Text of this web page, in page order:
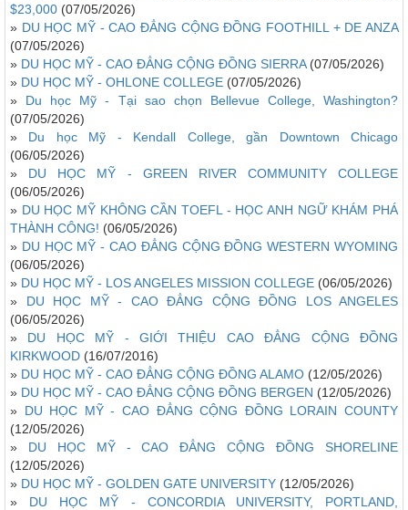
$23,000 (07/05/2026)
» DU HỌC MỸ - CAO ĐẲNG CỘNG ĐỒNG FOOTHILL + DE ANZA
(07/05/2026)
» DU HỌC MỸ - CAO ĐẲNG CỘNG ĐỒNG SIERRA (07/05/2026)
» DU HỌC MỸ - OHLONE COLLEGE (07/05/2026)
» Du học Mỹ - Tại sao chọn Bellevue College, Washington?
(07/05/2026)
» Du học Mỹ - Kendall College, gần Downtown Chicago
(06/05/2026)
» DU HỌC MỸ - GREEN RIVER COMMUNITY COLLEGE
(06/05/2026)
» DU HỌC MỸ KHÔNG CẦN TOEFL - HỌC ANH NGỮ KHÁM PHÁ
THÀNH CÔNG! (06/05/2026)
» DU HỌC MỸ - CAO ĐẲNG CỘNG ĐỒNG WESTERN WYOMING
(06/05/2026)
» DU HỌC MỸ - LOS ANGELES MISSION COLLEGE (06/05/2026)
» DU HỌC MỸ - CAO ĐẲNG CỘNG ĐỒNG LOS ANGELES
(06/05/2026)
» DU HỌC MỸ - GIỚI THIỆU CAO ĐẲNG CỘNG ĐỒNG
KIRKWOOD (16/07/2016)
» DU HỌC MỸ - CAO ĐẲNG CỘNG ĐỒNG ALAMO (12/05/2026)
» DU HỌC MỸ - CAO ĐẲNG CỘNG ĐỒNG BERGEN (12/05/2026)
» DU HỌC MỸ - CAO ĐẲNG CỘNG ĐỒNG LORAIN COUNTY
(12/05/2026)
» DU HỌC MỸ - CAO ĐẲNG CỘNG ĐỒNG SHORELINE
(12/05/2026)
» DU HỌC MỸ - GOLDEN GATE UNIVERSITY (12/05/2026)
» DU HỌC MỸ - CONCORDIA UNIVERSITY, PORTLAND,